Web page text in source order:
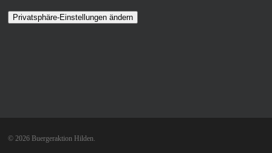
Privatsphäre-Einstellungen ändern
© 2026 Buergeraktion Hilden.